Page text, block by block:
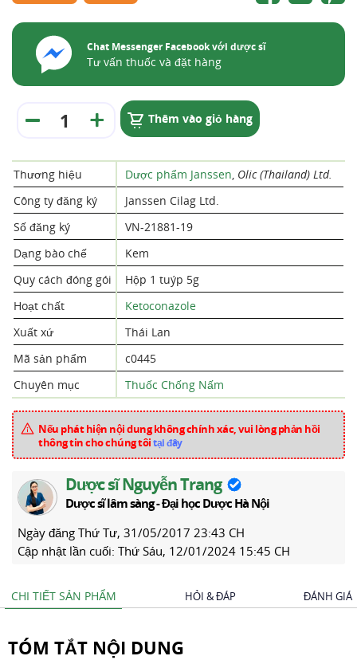
Chat Messenger Facebook với dược sĩ
Tư vấn thuốc và đặt hàng
Thêm vào giỏ hàng
Thương hiệu Dược phẩm Janssen, Olic (Thailand) Ltd.
Công ty đăng ký
Janssen Cilag Ltd.
Số đăng ký
VN-21881-19
Dạng bào chế
Kem
Quy cách đóng gói
Hộp 1 tuýp 5g
Hoạt chất
Ketoconazole
Xuất xứ
Thái Lan
Mã sản phẩm
c0445
Chuyên mục
Thuốc Chống Nấm
Nếu phát hiện nội dung không chính xác, vui lòng phản hồi
thông tin cho chúng tôitại đây
Dược sĩ Nguyễn Trang
Dược sĩ lâm sàng - Đại học Dược Hà Nội
Ngày đăng Thứ Tư, 31/05/2017 23:43 CH
Cập nhật lần cuối: Thứ Sáu, 12/01/2024 15:45 CH
CHI TIẾT SẢN PHẨM HỎI & ĐÁP ĐÁNH GIÁ
TÓM TẮT NỘI DUNG